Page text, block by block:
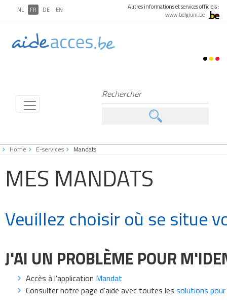
NL FR DE EN
Autres informations et services officiels :
www.belgium.be
Home E-services Mandats
MES MANDATS
Veuillez choisir où se situe
J'AI UN PROBLÈME POUR
Accès à l'application Mandat
Consulter notre page d'aide avec toutes les solutions